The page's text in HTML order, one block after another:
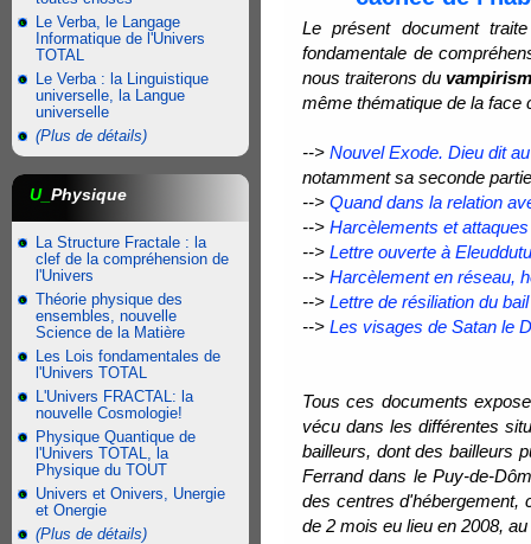
Le Verba, le Langage
Informatique de l'Univers
TOTAL
Le Verba : la Linguistique
universelle, la Langue
universelle
(Plus de détails)
U_ Physique
La Structure Fractale : la
clef de la compréhension de
l'Univers
Théorie physique des
ensembles, nouvelle
Science de la Matière
Les Lois fondamentales de
l'Univers TOTAL
L'Univers FRACTAL: la
nouvelle Cosmologie!
Physique Quantique de
l'Univers TOTAL, la
Physique du TOUT
Univers et Onivers, Unergie
et Onergie
(Plus de détails)
Le présent document
fondamentale de
nous traiterons du
même thématique de la face
--> Nouvel Exode. Dieu dit
notamment sa seconde
--> Quand dans la relation
--> Harcèlements et
--> Lettre ouverte à
--> Harcèlement en réseau,
--> Lettre de résiliation du
--> Les visages de Satan le
Tous ces documents
vécu dans les différentes
bailleurs, dont des bailleurs
Ferrand dans le Puy-de-
des centres d'hébergement,
de 2 mois eu lieu en 2008,